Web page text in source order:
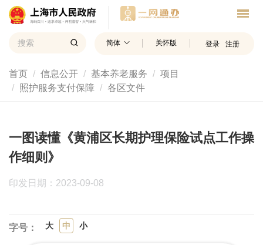
简体 关怀版 登录 注册
首页 信息公开 基本养老服务
项目
照护服务支付保障
各区文件
一图读懂《黄浦区长期护理保险试点工作操
作细则》
印发日期：2023-09-08
字号： 大 中 小